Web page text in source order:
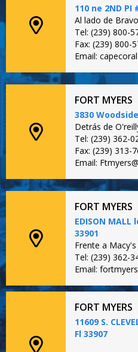
110 ne 2ND PI
Al lado de Bravo
Tel: (239) 800-
Fax: (239) 800-
Email:
FORT MYERS
3830
Detrás de
Tel: (239) 362-
Fax: (239) 313-
Email:
FORT MYERS
EDISON MALL
33901
Frente a Macy's
Tel: (239) 362-
Email:
FORT MYERS
11609 S.
Fl 33907